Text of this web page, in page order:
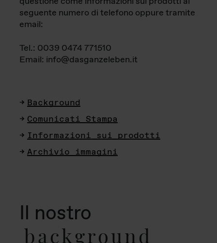
seguente numero di telefono oppure tramite
email:
Tel.: 0039 0474 771510
Email: info@dasganzeleben.it
Background
Comunicati Stampa
Informazioni sui prodotti
Archivio immagini
Il nostro
background